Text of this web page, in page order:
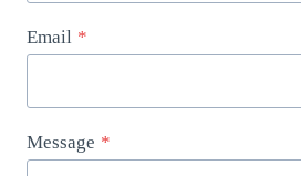
Email *
Message *